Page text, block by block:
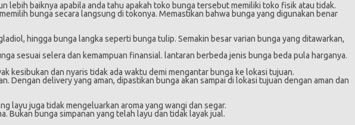
baiknya apabila anda tahu apakah toko bunga tersebut memiliki toko fisik atau tidak.
bunga secara langsung di tokonya. Memastikan bahwa bunga yang digunakan benar
hingga bunga langka seperti bunga tulip. Semakin besar varian bunga yang ditawarkan,
sesuai selera dan kemampuan finansial. lantaran berbeda jenis bunga beda pula harganya.
kesibukan dan nyaris tidak ada waktu demi mengantar bunga ke lokasi tujuan.
delivery yang aman, dipastikan bunga akan sampai di lokasi tujuan dengan aman dan
layu juga tidak mengeluarkan aroma yang wangi dan segar.
Bukan bunga simpanan yang telah layu dan tidak layak jual.